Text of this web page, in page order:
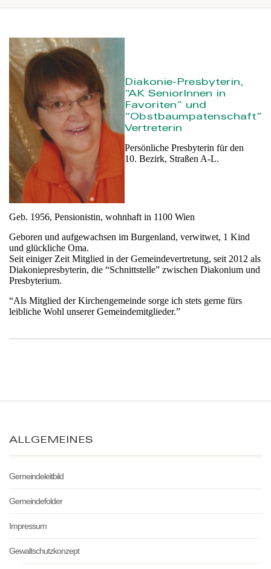
Diakonie-Presbyterin,
“AK SeniorInnen in
Favoriten” und
“Obstbaumpatenschaft”
Vertreterin
Persönliche Presbyterin für den
10. Bezirk, Straßen A-L.
Geb. 1956, Pensionistin, wohnhaft in 1100 Wien
Geboren und aufgewachsen im Burgenland, verwitwet, 1 Kind
und glückliche Oma.
Seit einiger Zeit Mitglied in der Gemeindevertretung, seit 2012 als
Diakoniepresbyterin, die “Schnittstelle” zwischen Diakonium und
Presbyterium.
“Als Mitglied der Kirchengemeinde sorge ich stets gerne fürs
leibliche Wohl unserer Gemeindemitglieder.”
ALLGEMEINES
Gemeindeleitbild
Gemeindefolder
Impressum
Gewaltschutzkonzept